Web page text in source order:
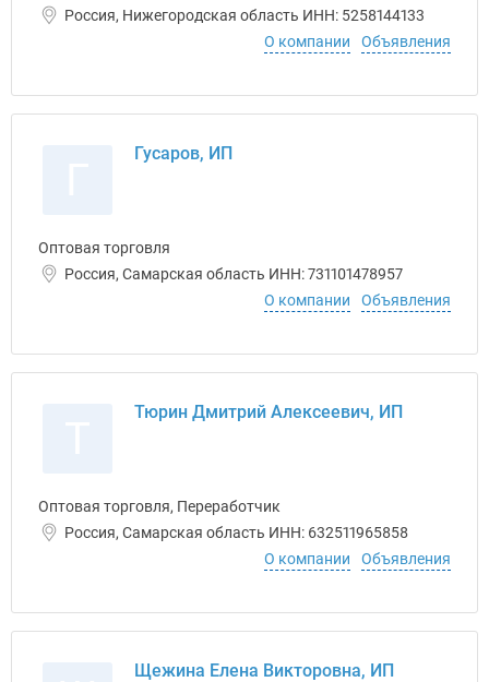
Россия, Нижегородская область ИНН: 5258144133
О компании
Объявления
Гусаров, ИП
Оптовая торговля
Россия, Самарская область ИНН: 731101478957
О компании
Объявления
Тюрин Дмитрий Алексеевич, ИП
Оптовая торговля, Переработчик
Россия, Самарская область ИНН: 632511965858
О компании
Объявления
Щежина Елена Викторовна, ИП